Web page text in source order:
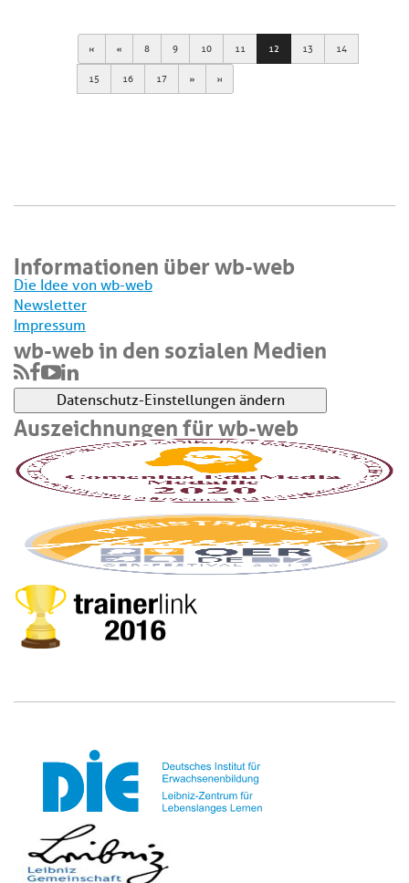
First Previous
8 9 10 11 12 13 14
15 16 17 Next Last
Informationen über wb-web
Die Idee von wb-web
Newsletter
Impressum
wb-web in den sozialen Medien
Datenschutz-Einstellungen ändern
Auszeichnungen für wb-web